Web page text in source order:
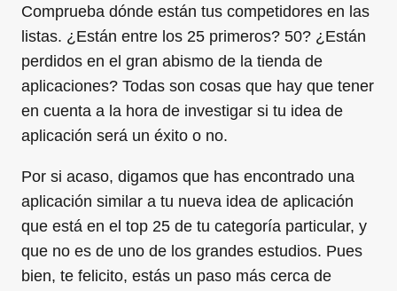
Comprueba dónde están tus competidores en las
listas. ¿Están entre los 25 primeros? 50? ¿Están
perdidos en el gran abismo de la tienda de
aplicaciones? Todas son cosas que hay que tener
en cuenta a la hora de investigar si tu idea de
aplicación será un éxito o no.
Por si acaso, digamos que has encontrado una
aplicación similar a tu nueva idea de aplicación
que está en el top 25 de tu categoría particular, y
que no es de uno de los grandes estudios. Pues
bien, te felicito, estás un paso más cerca de